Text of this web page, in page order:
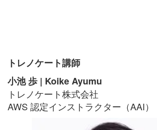
トレノケート講師
小池 歩 | Koike Ayumu
トレノケート株式会社
AWS 認定インストラクター（AAI）